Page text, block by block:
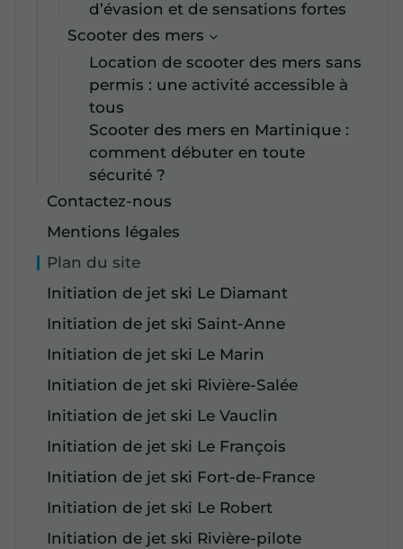
d’évasion et de sensations fortes
Scooter des mers
Location de scooter des mers sans
permis : une activité accessible à
tous
Scooter des mers en Martinique :
comment débuter en toute
sécurité ?
Contactez-nous
Mentions légales
Plan du site
Initiation de jet ski Le Diamant
Initiation de jet ski Saint-Anne
Initiation de jet ski Le Marin
Initiation de jet ski Rivière-Salée
Initiation de jet ski Le Vauclin
Initiation de jet ski Le François
Initiation de jet ski Fort-de-France
Initiation de jet ski Le Robert
Initiation de jet ski Rivière-pilote